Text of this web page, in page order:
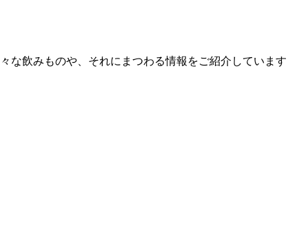
な飲みものや、それにまつわる情報をご紹介しています